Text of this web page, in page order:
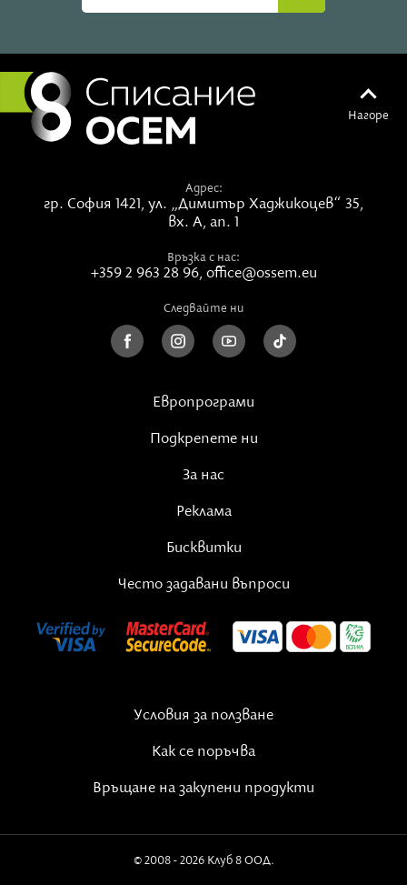
Нагоре
Адрес:
гр. София 1421, ул. „Димитър Хаджикоцев“ 35,
вх. А, ап. 1
Връзка с нас:
+359 2 963 28 96, office@ossem.eu
Следвайте ни
Европрограми
Подкрепете ни
За нас
Реклама
Бисквитки
Често задавани въпроси
Условия за ползване
Как се поръчва
Връщане на закупени продукти
© 2008 - 2026 Клуб 8 ООД.